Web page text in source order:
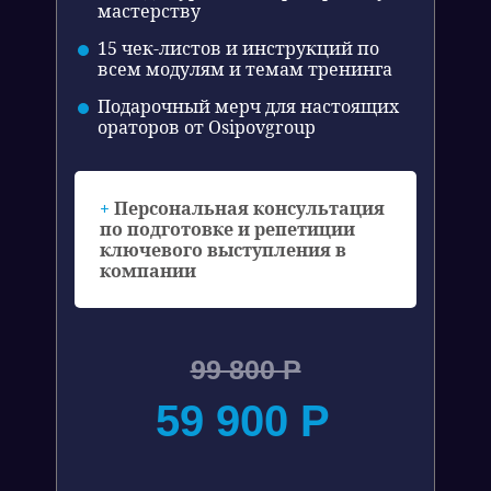
мастерству
15 чек-листов и инструкций по
всем модулям и темам тренинга
Подарочный мерч для настоящих
ораторов от Osipovgroup
99 800 Р
59 900 Р
+ Персональная консультация
по подготовке и репетиции
ключевого выступления в
компании
участнику
НАШ ТРЕНИНГ
Такой подход создает эффект, когда
и для него. Группа отрабатывает те
ситуации, которые реальны в рабочей
Все упражнения, кейсы и теория
аудиторию лидеров и управленцев